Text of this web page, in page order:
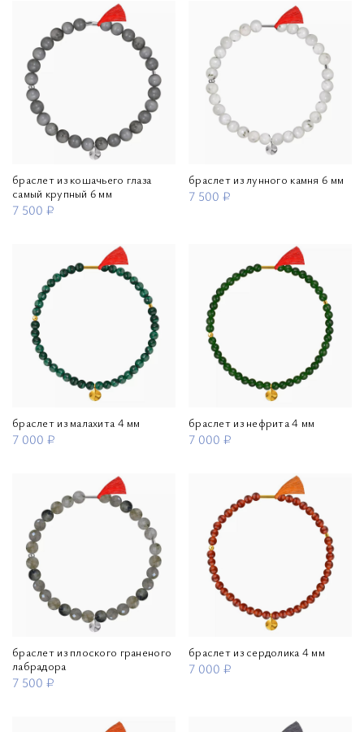
браслет из кошачьего глаза
самый крупный 6 мм
7 500 ₽
браслет из лунного камня 6 мм
7 500 ₽
браслет из малахита 4 мм
7 000 ₽
браслет из нефрита 4 мм
7 000 ₽
браслет из плоского граненого
лабрадора
7 500 ₽
браслет из сердолика 4 мм
7 000 ₽